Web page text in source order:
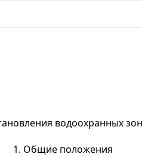
водоохранных
1. Общие положения